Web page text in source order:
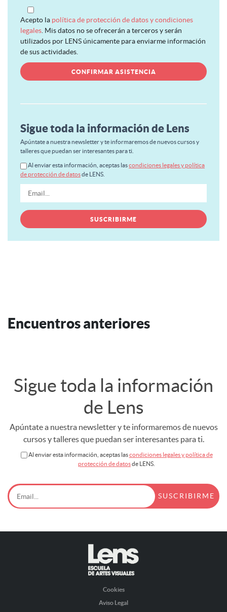
Acepto la política de protección de datos y condiciones
legales . Mis datos no se ofrecerán a terceros y serán
utilizados por LENS únicamente para enviarme información
de sus actividades.
Sigue toda la información de Lens
Apúntate a nuestra newsletter y te informaremos de nuevos cursos y
talleres que puedan ser interesantes para ti.
Al enviar esta información, aceptas lascondiciones legales y política
de protección de datosde LENS.
Encuentros anteriores
Sigue toda la información
de Lens
Apúntate a nuestra newsletter y te informaremos de nuevos
cursos y talleres que puedan ser interesantes para ti.
Al enviar esta información, aceptas lascondiciones legales y política de
protección de datosde LENS.
Cookies
Aviso Legal